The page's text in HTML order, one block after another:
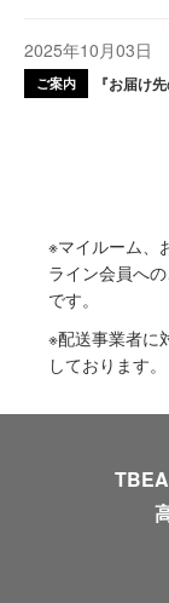
2025年10月03日
ご案内 『お届け
※マイルーム、
ライン会員へ
です。
※配送事業者に
しております。